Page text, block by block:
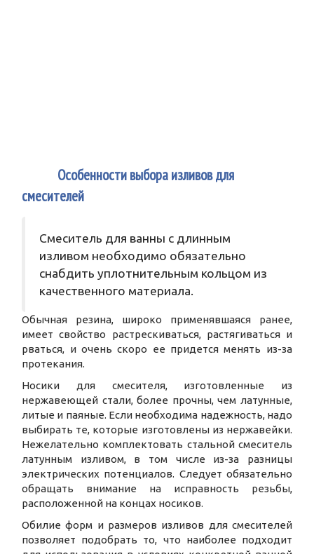
Особенности выбора изливов для
смесителей
Смеситель для ванны с длинным
изливом необходимо обязательно
снабдить уплотнительным кольцом из
качественного материала.
Обычная резина, широко применявшаяся ранее,
имеет свойство растрескиваться, растягиваться и
рваться, и очень скоро ее придется менять из-за
протекания.
Носики для смесителя, изготовленные из
нержавеющей стали, более прочны, чем латунные,
литые и паяные. Если необходима надежность, надо
выбирать те, которые изготовлены из нержавейки.
Нежелательно комплектовать стальной смеситель
латунным изливом, в том числе из-за разницы
электрических потенциалов. Следует обязательно
обращать внимание на исправность резьбы,
расположенной на концах носиков.
Обилие форм и размеров изливов для смесителей
позволяет подобрать то, что наиболее подходит